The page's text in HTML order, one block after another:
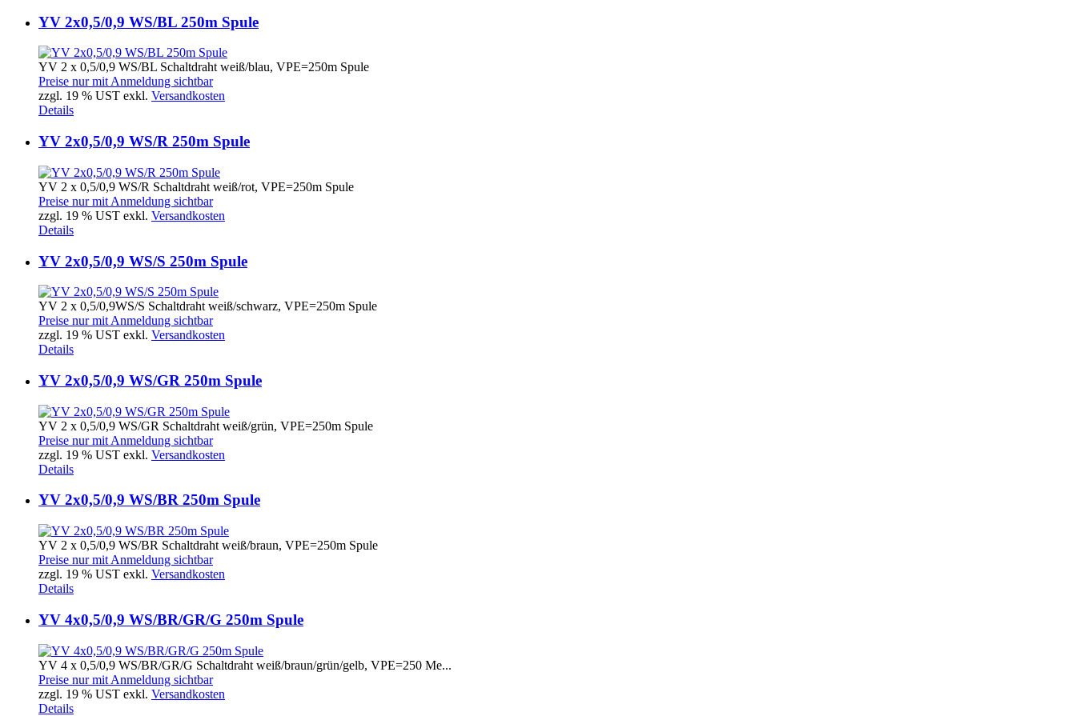
YV 2x0,5/0,9 WS/BL 250m Spule
YV 2 x 0,5/0,9 WS/BL Schaltdraht weiß/blau, VPE=250m Spule
Preise nur mit Anmeldung sichtbar
zzgl. 19 % UST exkl. Versandkosten
Details
YV 2x0,5/0,9 WS/R 250m Spule
YV 2 x 0,5/0,9 WS/R Schaltdraht weiß/rot, VPE=250m Spule
Preise nur mit Anmeldung sichtbar
zzgl. 19 % UST exkl. Versandkosten
Details
YV 2x0,5/0,9 WS/S 250m Spule
YV 2 x 0,5/0,9WS/S Schaltdraht weiß/schwarz, VPE=250m Spule
Preise nur mit Anmeldung sichtbar
zzgl. 19 % UST exkl. Versandkosten
Details
YV 2x0,5/0,9 WS/GR 250m Spule
YV 2 x 0,5/0,9 WS/GR Schaltdraht weiß/grün, VPE=250m Spule
Preise nur mit Anmeldung sichtbar
zzgl. 19 % UST exkl. Versandkosten
Details
YV 2x0,5/0,9 WS/BR 250m Spule
YV 2 x 0,5/0,9 WS/BR Schaltdraht weiß/braun, VPE=250m Spule
Preise nur mit Anmeldung sichtbar
zzgl. 19 % UST exkl. Versandkosten
Details
YV 4x0,5/0,9 WS/BR/GR/G 250m Spule
YV 4 x 0,5/0,9 WS/BR/GR/G Schaltdraht weiß/braun/grün/gelb, VPE=250 Me...
Preise nur mit Anmeldung sichtbar
zzgl. 19 % UST exkl. Versandkosten
Details